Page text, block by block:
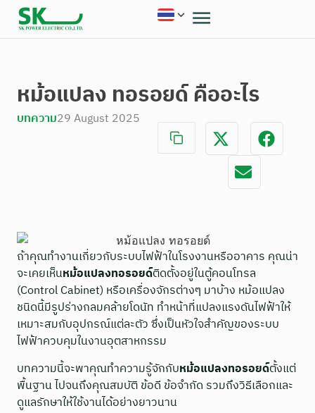
หม้อแปลง ทอรอยด์ คืออะไร
บทความ29 August 2025
ถ้าคุณทำงานเกี่ยวกับระบบไฟฟ้าในโรงงานหรืออาคาร คุณน่า
จะเคยเห็นหม้อแปลงทอรอยด์ติดตั้งอยู่ในตู้คอนโทรล
(Control Cabinet) หรือเครื่องจักรต่างๆ มาบ้าง หม้อแปลง
ชนิดนี้มีรูปร่างกลมคล้ายโดนัท ทำหน้าที่แปลงแรงดันไฟฟ้าให้
เหมาะสมกับอุปกรณ์แต่ละตัว ซึ่งเป็นหัวใจสำคัญของระบบ
ไฟฟ้าควบคุมในงานอุตสาหกรรม
บทความนี้จะพาคุณทำความรู้จักกับหม้อแปลงทอรอยด์ตั้งแต่
พื้นฐาน ไปจนถึงคุณสมบัติ ข้อดี ข้อจำกัด รวมถึงวิธีเลือกและ
ดูแลรักษาให้ใช้งานได้อย่างยาวนาน